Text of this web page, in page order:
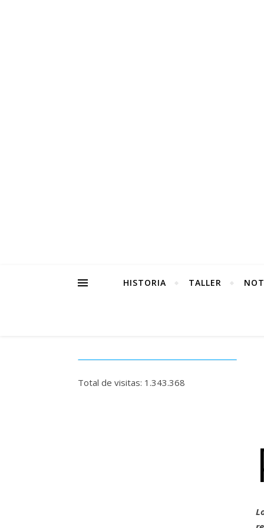
HISTORIA TALLER
Total de visitas: 1.343.368